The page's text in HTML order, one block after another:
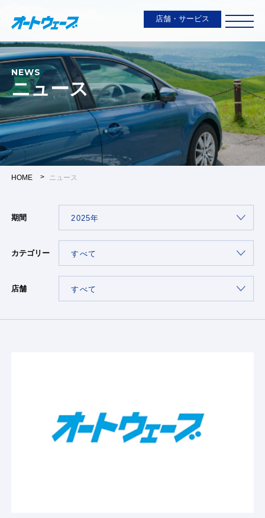
店舗・サービス
NEWS
ニュース
HOME ニュース
期間
カテゴリー
店舗